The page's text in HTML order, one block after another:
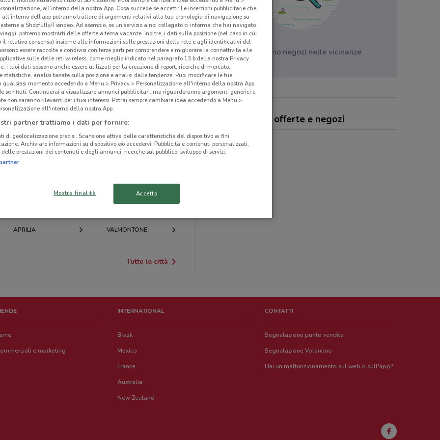
volantini nella tua zona. Riprova più tardi.
MONTEROTONDO CIAMPINO
BRACCIANO
APRILIA VALMONTONE
Tutte le città
Non ci sono negozi nelle vicinanze
Mornati Paglia, offerte e negozi
-
e marketing
INTERNATIONAL
Brazil
Mexico
France
Australia
New Zealand
CONTATTI
Segnalazione punto vendita
Segnalazione Volantino
Hai un malfunzionamento sul web o sull'app?
all’interno della nostra App. Cosa succede se accetti: Le inserzioni pubblicitarie che
all'interno dell’app potranno trattare di argomenti relativi alla tua cronologia di navigazione su
a Shopfully/Tiendeo. Ad esempio, se un servizio a noi collegato ci informa che hai navigato
potremo mostrarti delle offerte a tema vacanze. Inoltre, i dati sulla posizione (nel caso in cui
il relativo consenso) insieme alle informazioni sulle prestazioni della rete e agli identificativi del
essere raccolte e condivisi con terze parti per comprendere e migliorare la connettività e le
sulle delle reti wireless, come meglio indicato nel paragrafo 13.b della nostra Privacy
i tuoi dati possono anche essere utilizzati per la creazione di report, ricerche di mercato,
statistiche, analisi basate sulla posizione e analisi delle tendenze. Puoi modificare le tue
qualsiasi momento accedendo a Menu > Privacy > Personalizzazione all'interno della nostra App.
se rifiuti: Continuerai a visualizzare annunci pubblicitari, ma riguarderanno argomenti generici e
non saranno rilevanti per i tuoi interessi. Potrai sempre cambiare idea accedendo a Menu >
all'interno della nostra App.
partner trattiamo i dati per fornire:
di geolocalizzazione precisi. Scansione attiva delle caratteristiche del dispositivo ai fini
Archiviare informazioni su dispositivo e/o accedervi. Pubblicità e contenuti personalizzati,
prestazioni dei contenuti e degli annunci, ricerche sul pubblico, sviluppo di servizi.
Mostra finalità Accetto